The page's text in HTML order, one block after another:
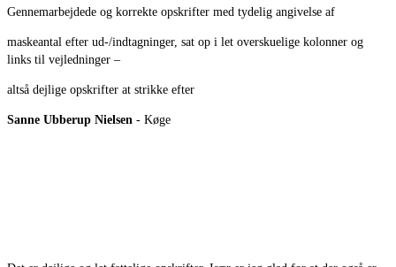
Gennemarbejdede og korrekte opskrifter med tydelig angivelse af
maskeantal efter ud-/indtagninger, sat op i let overskuelige kolonner og
links til vejledninger –
altså dejlige opskrifter at strikke efter
Sanne Ubberup Nielsen - Køge